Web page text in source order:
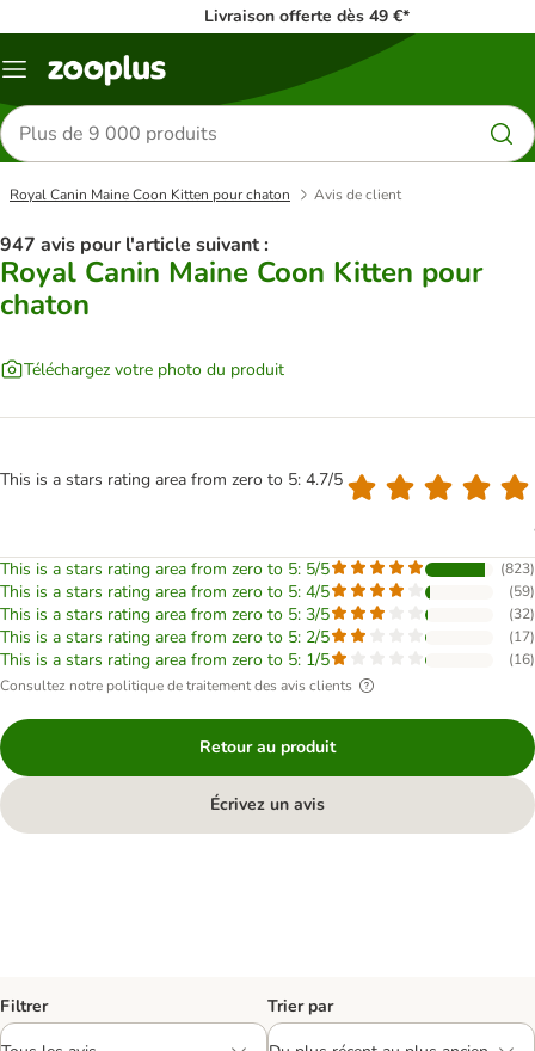
Livraison offerte dès 49 €*
Menu
Rechercher
des
produits
Royal Canin Maine Coon Kitten pour chaton Avis de client
947 avis pour l'article suivant :
Royal Canin Maine Coon Kitten pour
chaton
Téléchargez votre photo du produit
This is a stars rating area from zero to 5: 4.7/5
This is a stars rating area from zero to 5: 5/5 (823)
This is a stars rating area from zero to 5: 4/5 (59)
This is a stars rating area from zero to 5: 3/5 (32)
This is a stars rating area from zero to 5: 2/5 (17)
This is a stars rating area from zero to 5: 1/5 (16)
Consultez notre politique de traitement des avis clients
Retour au produit
Écrivez un avis
Filtrer Trier par